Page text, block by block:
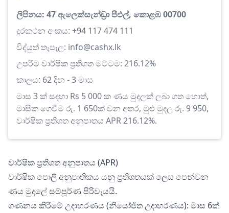
ලිපිනය: 47 ඇලෙක්සැන්ඩ්‍රා පීඑල්, කොළඹ 00700
දුරකථන අංකය: +94 117 474 111
විද්යුත් තැපෑල: info@cashx.lk
උපරිම වාර්ෂික ප්‍රතිශත මට්ටම: 216.12%
කාලය: 62 දින - 3 මාස
මාස 3 ක් සඳහා Rs 5 000 ක ණය මුදලක් ලබා ගත හොත්,
මාසික ගෙවීම රු. 1 650ක් වන අතර, මුළු මුදල රු. 9 950,
වාර්ෂික ප්‍රතිශත අනුපාතය APR 216.12%.
වාර්ෂික ප්‍රතිශත අනුපාතය (APR)
වාර්ෂික පොලී අනුපාතිකය යනු ප්‍රතිශතයක් ලෙස පෙන්වන
ණය මුදලේ සම්පූර්ණ පිරිවැයයි.
ගණනය කිරීමේ උදාහරණය (නියෝජිත උදාහරණය): මාස 6ක්